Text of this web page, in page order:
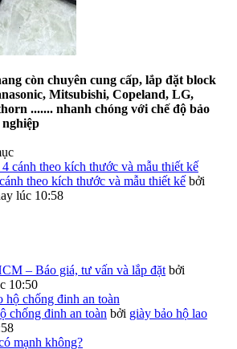
còn chuyên cung cấp, lắp đặt block
Mitsubishi, Copeland, LG,
....... nhanh chóng với chế độ bảo
theo kích thước và mẫu thiết kế bởi
lúc 10:58
– Báo giá, tư vấn và lắp đặt bởi
10:50
chống đinh an toàn bởi giày bảo hộ lao